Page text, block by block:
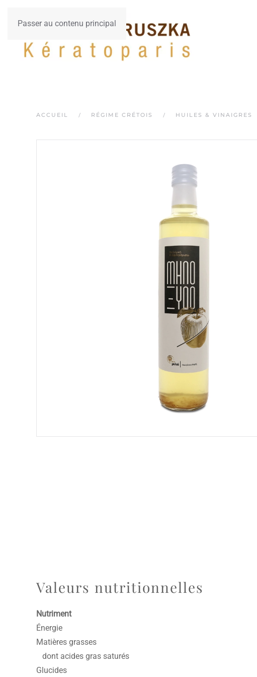
Passer au contenu principal
ACCUEIL RÉGIME CRÉTOIS HUILES & VINAIGRES
Valeurs nutritionnelles
Nutriment
Énergie
Matières grasses
dont acides gras saturés
Glucides